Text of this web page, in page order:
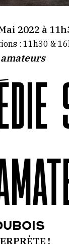
2022 à
: 11h30 &
!